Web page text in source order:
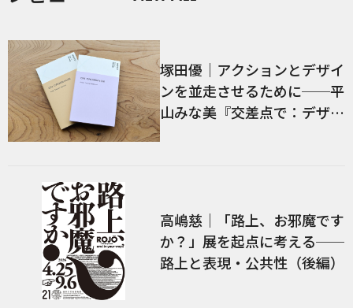
塚田優｜アクションとデザイ
ンを並走させるために──平
山みな美『交差点で：デザイ
ン、言語、経験』／前編
高嶋慈｜「路上、お邪魔です
か？」展を起点に考える──
路上と表現・公共性（後編）